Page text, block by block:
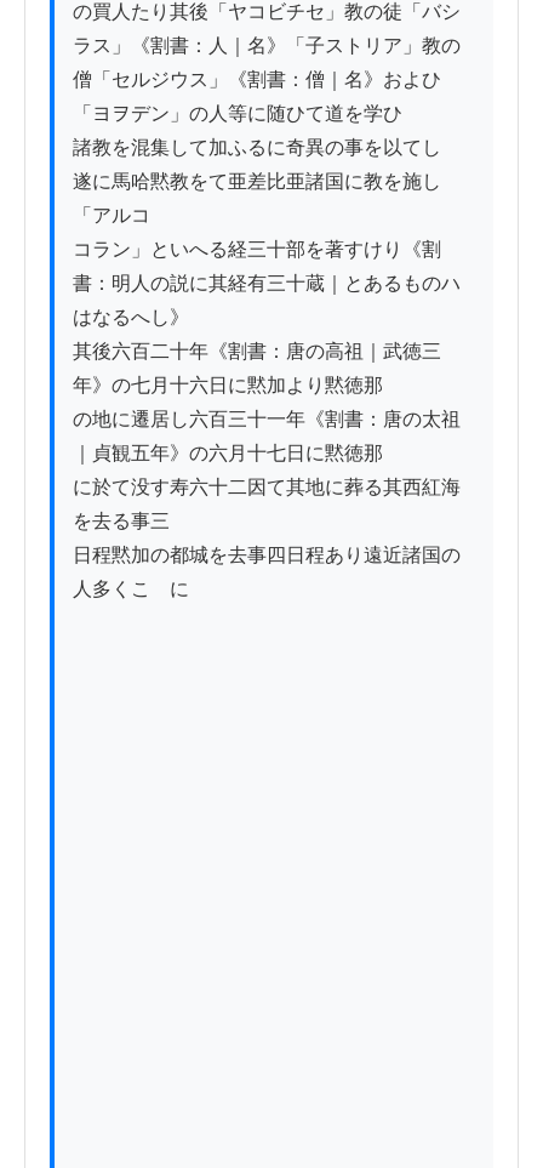
の買人たり其後「ヤコビチセ」教の徒「バシ
ラス」《割書：人｜名》「子ストリア」教の
僧「セルジウス」《割書：僧｜名》およひ
「ヨヲデン」の人等に随ひて道を学ひ
諸教を混集して加ふるに奇異の事を以てし
遂に馬哈黙教をて亜差比亜諸国に教を施し
「アルコ
コラン」といへる経三十部を著すけり《割
書：明人の説に其経有三十蔵｜とあるものハ
はなるへし》
其後六百二十年《割書：唐の高祖｜武徳三
年》の七月十六日に黙加より黙徳那
の地に遷居し六百三十一年《割書：唐の太祖
｜貞観五年》の六月十七日に黙徳那
に於て没す寿六十二因て其地に葬る其西紅海
を去る事三
日程黙加の都城を去事四日程あり遠近諸国の
人多くこゝに